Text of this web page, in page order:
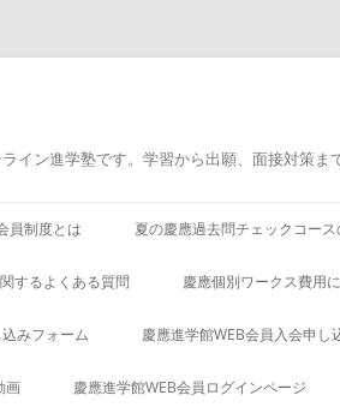
イン進学塾です。学習から出願、面接対策ま
員制度とは 夏の慶應過去問チェックコー
するよくある質問 慶應個別ワークス費用
みフォーム 慶應進学館WEB会員入会申し
画 慶應進学館WEB会員ログインページ